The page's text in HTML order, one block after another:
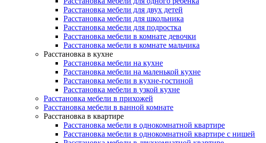
Расстановка мебели для двух детей
Расстановка мебели для школьника
Расстановка мебели для подростка
Расстановка мебели в комнате девочки
Расстановка мебели в комнате мальчика
Расстановка в кухне
Расстановка мебели на кухне
Расстановка мебели на маленькой кухне
Расстановка мебели в кухне-гостиной
Расстановка мебели в узкой кухне
Расстановка мебели в прихожей
Расстановка мебели в ванной комнате
Расстановка в квартире
Расстановка мебели в однокомнатной квартире
Расстановка мебели в однокомнатной квартире с нишей